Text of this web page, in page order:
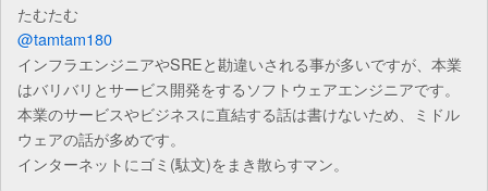
たむたむ
@tamtam180
インフラエンジニアやSREと勘違いされる事が多いですが、本業
はバリバリとサービス開発をするソフトウェアエンジニアです。
本業のサービスやビジネスに直結する話は書けないため、ミドル
ウェアの話が多めです。
インターネットにゴミ(駄文)をまき散らすマン。